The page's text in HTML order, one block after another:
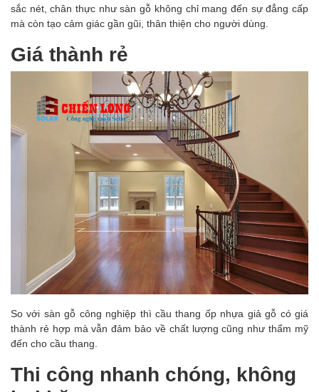
sắc nét, chân thực như sàn gỗ không chỉ mang đến sự đẳng cấp
mà còn tạo cảm giác gần gũi, thân thiện cho người dùng.
Giá thành rẻ
So với sàn gỗ công nghiệp thì cầu thang ốp nhựa giả gỗ có giá
thành rẻ hợp mà vẫn đảm bảo về chất lượng cũng như thẩm mỹ
đến cho cầu thang.
Thi công nhanh chóng, không